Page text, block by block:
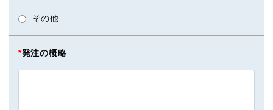
その他
*発注の概略